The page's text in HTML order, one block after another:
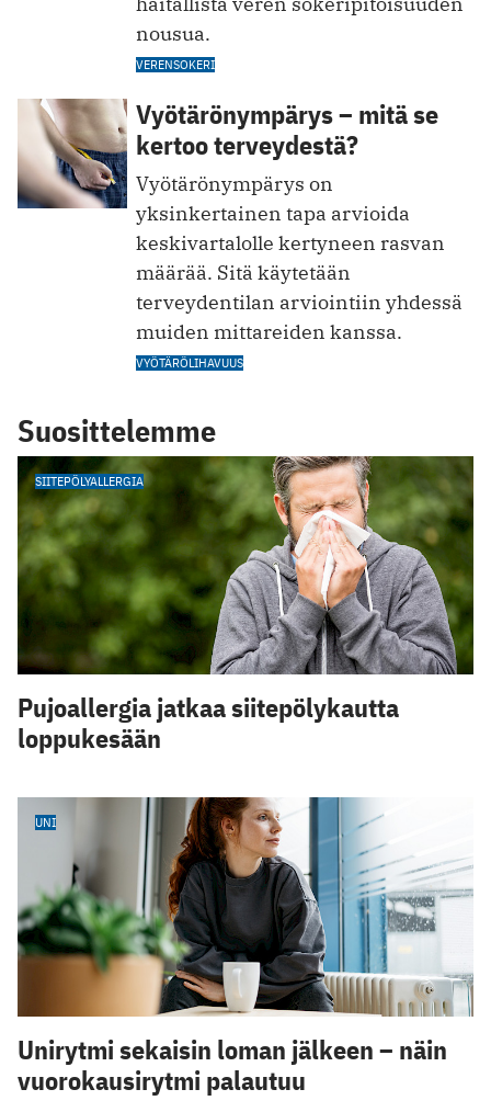
nousua.
VERENSOKERI
Vyötärönympärys – mitä se
kertoo terveydestä?
Vyötärönympärys on
yksinkertainen tapa arvioida
keskivartalolle kertyneen rasvan
määrää. Sitä käytetään
terveydentilan arviointiin yhdessä
muiden mittareiden kanssa.
VYÖTÄRÖLIHAVUUS
Suosittelemme
SIITEPÖLYALLERGIA
Pujoallergia jatkaa siitepölykautta
loppukesään
UNI
Unirytmi sekaisin loman jälkeen – näin
vuorokausirytmi palautuu